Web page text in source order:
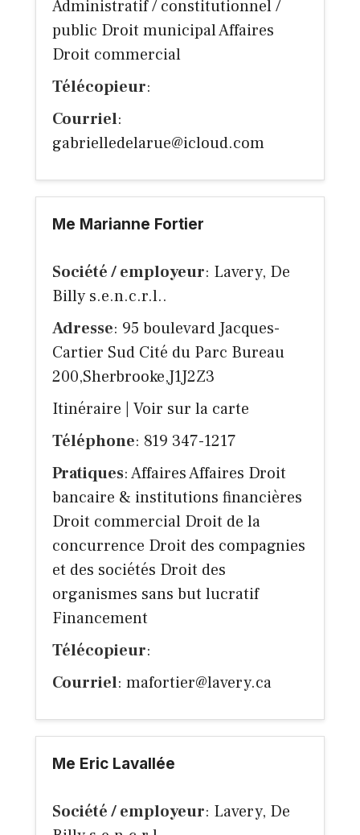
Administratif / constitutionnel /
public Droit municipal Affaires
Droit commercial
Télécopieur:
Courriel:
gabrielledelarue@icloud.com
Me Marianne Fortier
Société / employeur: Lavery, De
Billy s.e.n.c.r.l..
Adresse: 95 boulevard Jacques-
Cartier Sud Cité du Parc Bureau
200,Sherbrooke,J1J2Z3
Itinéraire
Voir sur la carte
Téléphone: 819 347-1217
Pratiques: Affaires Affaires Droit
bancaire & institutions financières
Droit commercial Droit de la
concurrence Droit des compagnies
et des sociétés Droit des
organismes sans but lucratif
Financement
Télécopieur:
Courriel: mafortier@lavery.ca
Me Eric Lavallée
Société / employeur: Lavery, De